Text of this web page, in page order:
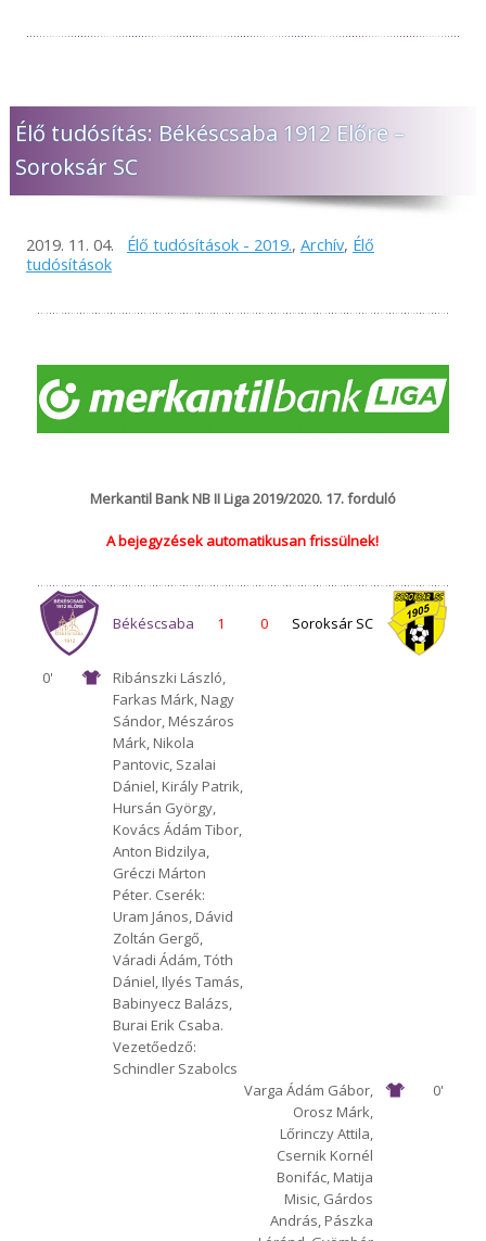
Élő tudósítás: Békéscsaba 1912 Előre –
Soroksár SC
2019. 11. 04. Élő tudósítások - 2019., Archív, Élő
tudósítások
Merkantil Bank NB II Liga 2019/2020. 17. forduló
A bejegyzések automatikusan frissülnek!
Békéscsaba
1912 Előre
1 Soroksár SC
0
0'
Ribánszki László,
Farkas Márk, Nagy
Sándor, Mészáros
Márk, Nikola
Pantovic, Szalai
Dániel, Király Patrik,
Hursán György,
Kovács Ádám Tibor,
Anton Bidzilya,
Gréczi Márton
Péter. Cserék:
Uram János, Dávid
Zoltán Gergő,
Váradi Ádám, Tóth
Dániel, Ilyés Tamás,
Babinyecz Balázs,
Burai Erik Csaba.
Vezetőedző:
Schindler Szabolcs
0'
Varga Ádám Gábor,
Orosz Márk,
Lőrinczy Attila,
Csernik Kornél
Bonifác, Matija
Misic, Gárdos
András, Pászka